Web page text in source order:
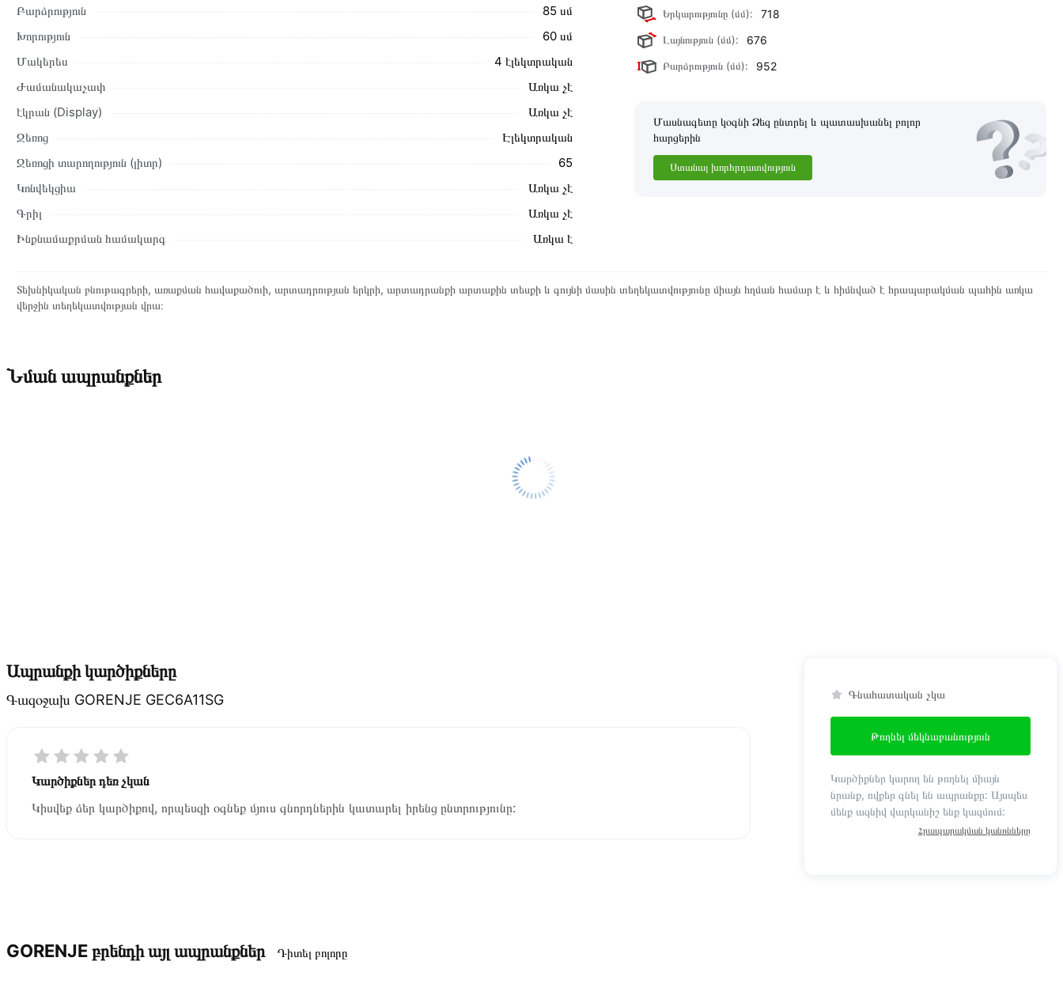
վերադարձը կատարվում է 14 օրվա ընթացքում:
Բարձրություն
85 սմ
Խորություն
60 սմ
Մակերես
4 էլեկտրական
Ժամանակաչափ
Առկա չէ
էկրան (Display)
Առկա չէ
Ջեռոց
Էլեկտրական
Ջեռոցի տարողություն (լիտր)
65
Կոնվեկցիա
Առկա չէ
Գրիլ
Առկա չէ
Ինքնամաքրման համակարգ
Առկա է
Երկարությունը (մմ): 718
Լայնություն (մմ): 676
Բարձրություն (մմ): 952
Մասնագետը կօգնի Ձեզ ընտրել և պատասխանել բոլոր
հարցերին
Ստանալ խորհրդատվություն
Տեխնիկական բնութագրերի, առաքման հավաքածուի, արտադրության երկրի, արտադրանքի արտաքին տեսքի և գույնի մասին տեղեկատվությունը միայն հղման համար է և հիմնված է հրապարակման պահին առկա
վերջին տեղեկատվության վրա։
Նման ապրանքներ
Ապրանքի կարծիքները
Գազօջախ GORENJE GEC6A11SG
Կարծիքներ դեռ չկան
Կիսվեք ձեր կարծիքով, որպեսզի օգնեք մյուս գնորդներին կատարել իրենց ընտրությունը:
Գնահատական չկա
Թողնել մեկնաբանություն
Կարծիքներ կարող են թողնել միայն
նրանք, ովքեր գնել են ապրանքը: Այսպես
մենք ազնիվ վարկանիշ ենք կազմում:
Հրապարակման կանոնները
GORENJE բրենդի այլ ապրանքներ Դիտել բոլորը